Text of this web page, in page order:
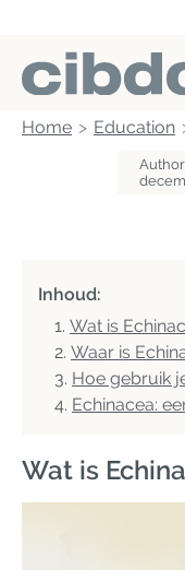
Home Education
Inhoud:
Wat is
Waar is
Hoe gebruik
Echinacea:
Wat is